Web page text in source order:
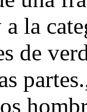
a la
de